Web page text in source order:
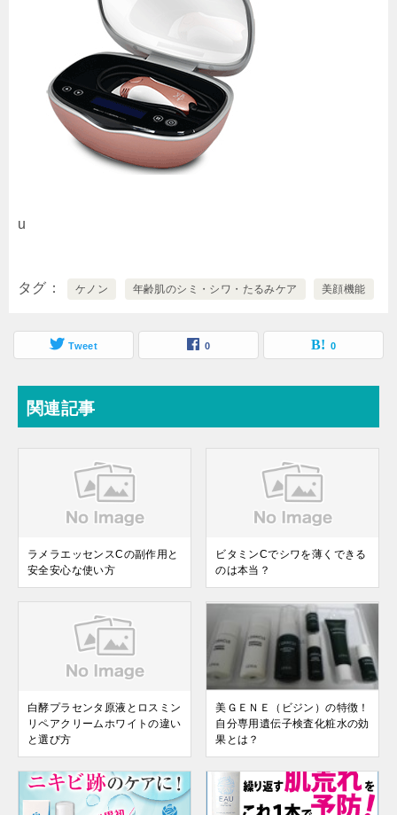
u
タグ ケノン 年齢肌のシミ・シワ・たるみケア 美顔機能
Tweet 0 0
関連記事
ラメラエッセンスCの副作用と
安全安心な使い方
ビタミンCでシワを薄くできる
のは本当？
白酵プラセンタ原液とロスミン
リペアクリームホワイトの違い
と選び方
美ＧＥＮＥ（ビジン）の特徴！
自分専用遺伝子検査化粧水の効
果とは？